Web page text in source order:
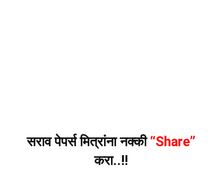
सराव पेपर्स मित्रांना नक्की“Share”
करा..!!